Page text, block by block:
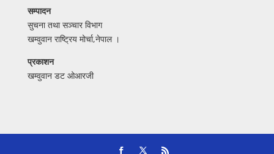
सम्पादन
सुचना तथा सञ्चार विभाग
खम्वुवान राष्ट्रिय मोर्चा,नेपाल ।
प्रकाशन
खम्वुवान डट ओआरजी